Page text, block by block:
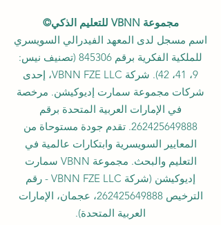
مجموعة VBNN للتعليم الذكي©
اسم مسجل لدى المعهد الفيدرالي السويسري
للملكية الفكرية برقم 845306 (تصنيف نيس:
9، 41، 42). شركة VBNN FZE LLC، إحدى
شركات مجموعة سمارت إديوكيشن. مرخصة
في الإمارات العربية المتحدة برقم
262425649888. تقدم جودة مستوحاة من
المعايير السويسرية وابتكارات عالمية في
التعليم والبحث. مجموعة VBNN سمارت
إديوكيشن (شركة VBNN FZE LLC - رقم
الترخيص 262425649888، عجمان، الإمارات
العربية المتحدة).